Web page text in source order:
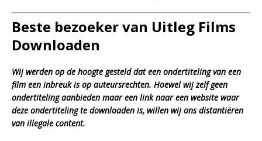
Beste bezoeker van Uitleg Films
Downloaden
Wij werden op de hoogte gesteld dat een ondertiteling van een
film een inbreuk is op auteursrechten. Hoewel wij zelf geen
ondertiteling aanbieden maar een link naar een website waar
deze ondertiteling te downloaden is, willen wij ons distantiëren
van illegale content.